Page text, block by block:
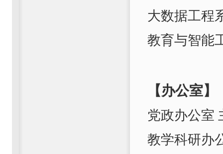
大数据工程
教育与智能
【办公室】
党政办公室
教学科研办